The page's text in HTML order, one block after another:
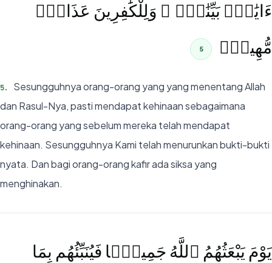
ءَايَٰتٍۭ بَيِّنَٰتٍۢ ۚ وَلِلْكَٰفِرِينَ عَذَابٌۭ
مُّهِينٌۭ
5
5.
Sesungguhnya orang-orang yang yang menentang Allah
dan Rasul-Nya, pasti mendapat kehinaan sebagaimana
orang-orang yang sebelum mereka telah mendapat
kehinaan. Sesungguhnya Kami telah menurunkan bukti-bukti
nyata. Dan bagi orang-orang kafir ada siksa yang
menghinakan.
يَوْمَ يَبْعَثُهُمُ ٱللَّهُ جَمِيعًۭا فَيُنَبِّئُهُم بِمَا